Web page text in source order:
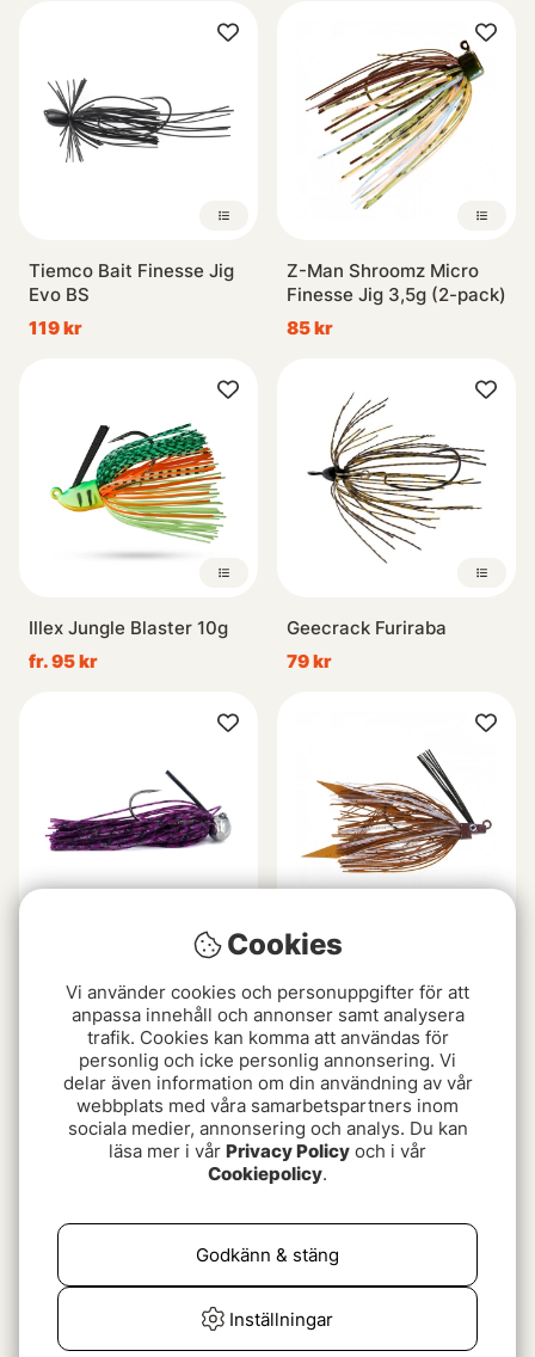
Tiemco Bait Finesse Jig
Evo BS
119 kr
Z-Man Shroomz Micro
Finesse Jig 3,5g (2-pack)
85 kr
Illex Jungle Blaster 10g
fr. 95 kr
Geecrack Furiraba
79 kr
Bite Of Bleak Football
Skirted Jig
89 kr
Pig Digger Swim Jig 15g -
Motoroil Pepper
69 kr
Swimmer
Pig Digger Swim Jig 15g -
Cookies
Vi använder cookies och personuppgifter för att
anpassa innehåll och annonser samt analysera
trafik. Cookies kan komma att användas för
personlig och icke personlig annonsering. Vi
delar även information om din användning av vår
webbplats med våra samarbetspartners inom
sociala medier, annonsering och analys. Du kan
läsa mer i vår Privacy Policy och i vår
Cookiepolicy.
Inställningar
Godkänn & stäng